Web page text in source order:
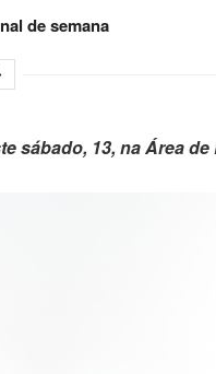
de semana
sábado, 13, na Área